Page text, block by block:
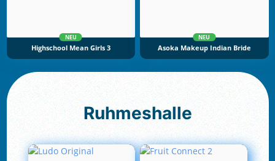
NEU
Highschool Mean Girls 3
NEU
Asoka Makeup Indian Bride
Ruhmeshalle